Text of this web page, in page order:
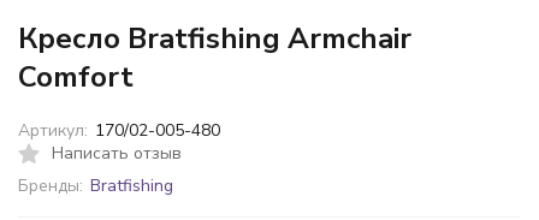
Кресло Bratfishing Armchair
Comfort
Написать отзыв
Бренды: Bratfishing
Артикул: 170/02-005-480